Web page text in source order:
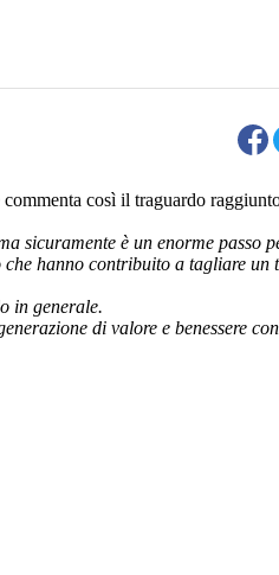
così il traguardo
sicuramente è un enorme passo
hanno contribuito a tagliare un
in generale.
di valore e benessere